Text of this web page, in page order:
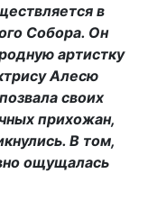
в
Собора. Он
артистку
Алесю
своих
прихожан,
В том,
ощущалась